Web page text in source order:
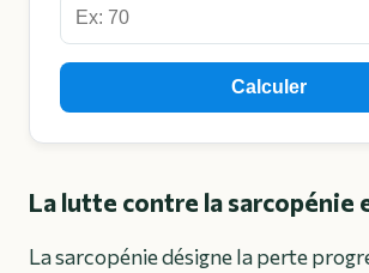
Calculer
La lutte contre la sarcopénie
La sarcopénie désigne la perte